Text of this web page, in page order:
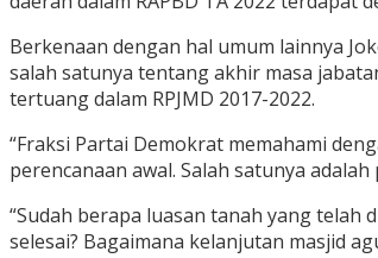
Berkenaan dengan hal umum lainnya
salah satunya tentang akhir masa
tertuang dalam RPJMD 2017-2022.
“Fraksi Partai Demokrat memahami
perencanaan awal. Salah satunya
“Sudah berapa luasan tanah yang telah
selesai? Bagaimana kelanjutan masjid